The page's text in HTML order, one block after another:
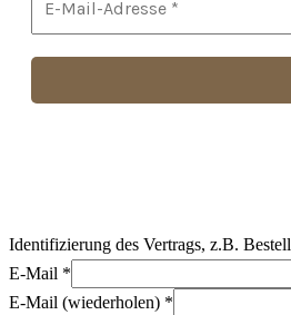
Identifizierung des Vertrags, z.B.
E-Mail *
E-Mail (wiederholen) *